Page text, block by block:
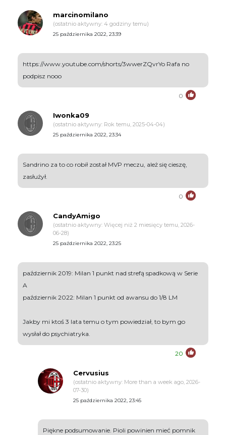
marcinomilano
(ostatnio aktywny: 4 godziny temu)
25 października 2022, 23:39
https://www.youtube.com/shorts/3wwerZQvrYo Rafa no
podpisz nooo
0
Iwonka09
(ostatnio aktywny: Rok temu, 2025-04-04)
25 października 2022, 23:34
Sandrino za to co robił został MVP meczu, ależ się cieszę,
zasłużył.
0
CandyAmigo
(ostatnio aktywny: Więcej niż 2 miesięcy temu, 2026-
06-28)
25 października 2022, 23:25
październik 2019: Milan 1 punkt nad strefą spadkową w Serie
A
październik 2022: Milan 1 punkt od awansu do 1/8 LM
Jakby mi ktoś 3 lata temu o tym powiedział, to bym go
wysłał do psychiatryka.
20
Cervusius
(ostatnio aktywny: More than a week ago, 2026-
07-30)
25 października 2022, 23:45
Piękne podsumowanie. Pioli powinien mieć pomnik